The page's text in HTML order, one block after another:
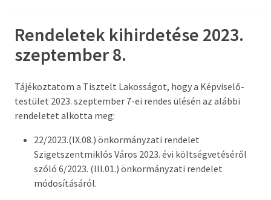
Alpolgármester
Jegyző
Aljegyző
Országgyűlési képviselő
Képviselő-testület tagok és munkatervek
Képviselő-testületi és bizottsági ülések
anyagai
Rendeletek kihirdetése 2023.
szeptember 8.
Tájékoztatom a Tisztelt Lakosságot, hogy a Képviselő-
testület 2023. szeptember 7-ei rendes ülésén az alábbi
rendeletet alkotta meg:
22/2023.(IX.08.) önkormányzati rendelet
Szigetszentmiklós Város 2023. évi költségvetéséről
szóló 6/2023. (III.01.) önkormányzati rendelet
módosításáról.